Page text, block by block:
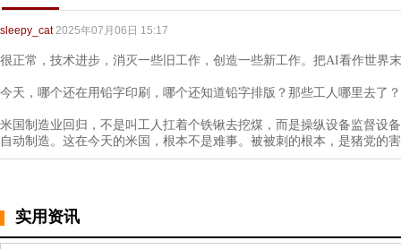
sleepy_cat 2025年07月06日 15:17
很正常，技术进步，消灭一些旧工作，创造一些新工作。把AI看作世界
今天，哪个还在用铅字印刷，哪个还知道铅字排版？那些工人哪里去了
米国制造业回归，不是叫工人扛着个铁锹去挖煤，而是操纵设备监督设
自动制造。这在今天的米国，根本不是难事。被被刺的根本，是猪党的
实用资讯